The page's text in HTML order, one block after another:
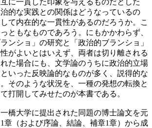
に一貫した印象を与えるものだとした
的な実践との関係はどうなっているの
て内在的な一貫性があるのだろうか。こ
ともなものであろう。にもかかわらず、
ンショ」の研究と「政治的ブランショ」
がよいとはいえず、両者は切り離される
た場合にも、文学論のうちに政治的立場
いった反映論的なものが多く、説得的な
そのような状況を、一種の発想の転換と
打開してみせたのが本書である。
橋大学に提出された同題の博士論文を元
章（および序論、結論、補章1章）から成